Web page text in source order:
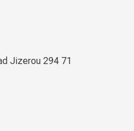
Jizerou 294 71